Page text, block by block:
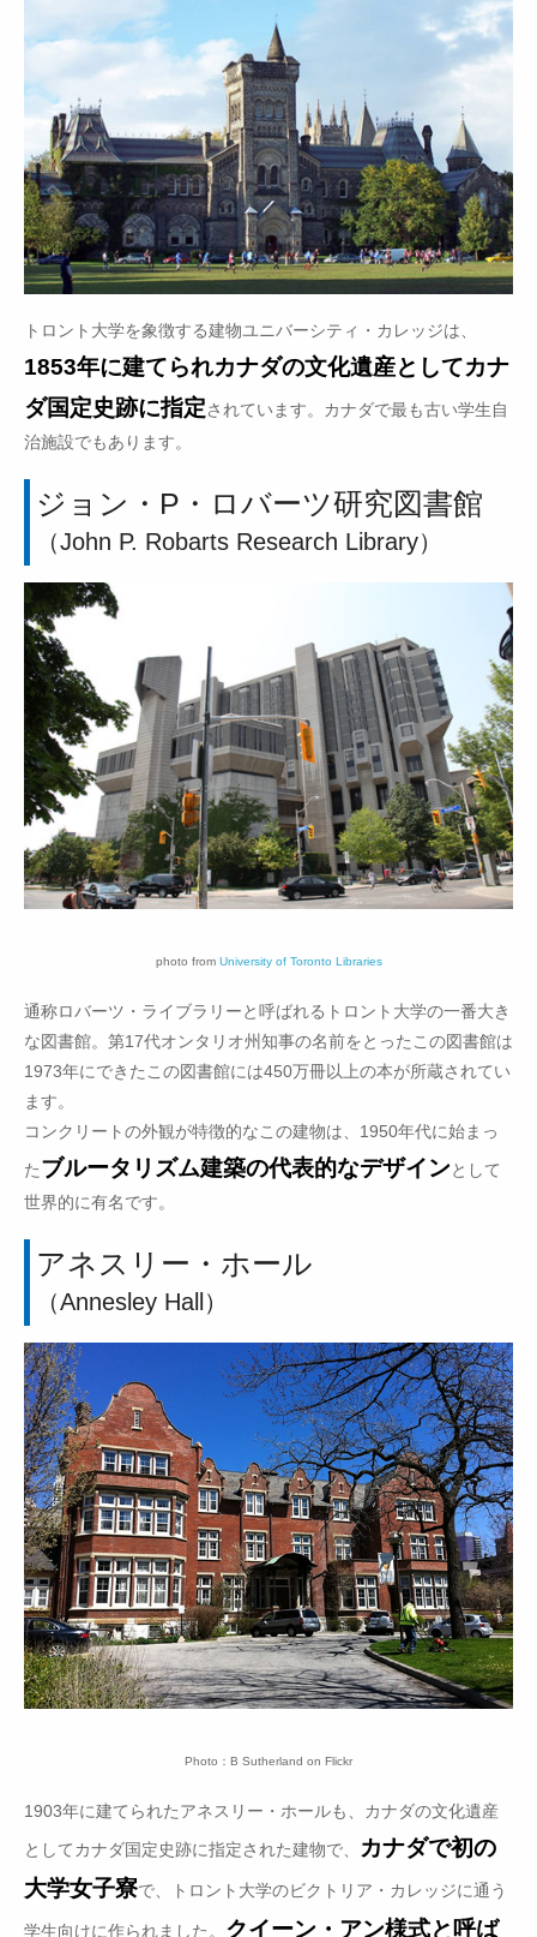
トロント大学を象徴する建物ユニバーシティ・カレッジは、
1853年に建てられカナダの文化遺産としてカナ
ダ国定史跡に指定されています。カナダで最も古い学生自
治施設でもあります。
ジョン・P・ロバーツ研究図書館
（John P. Robarts Research Library）
photo from University of Toronto Libraries
通称ロバーツ・ライブラリーと呼ばれるトロント大学の一番大き
な図書館。第17代オンタリオ州知事の名前をとったこの図書館は
1973年にできたこの図書館には450万冊以上の本が所蔵されてい
ます。
コンクリートの外観が特徴的なこの建物は、1950年代に始まっ
たブルータリズム建築の代表的なデザインとして
世界的に有名です。
アネスリー・ホール
（Annesley Hall）
Photo：B Sutherland on Flickr
1903年に建てられたアネスリー・ホールも、カナダの文化遺産
としてカナダ国定史跡に指定された建物で、
カナダで初の
大学女子寮で、トロント大学のビクトリア・カレッジに通う
学生向けに作られました。 クイーン・アン様式と呼ば